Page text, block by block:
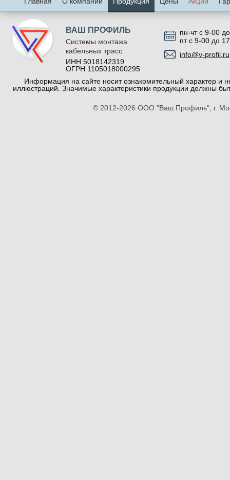
ВАШ ПРОФИЛЬ
Системы монтажа
кабельных трасс
ИНН 5018142319
ОГРН 1105018000295
пн-чт с 9-00
пт с 9-00 до
info@v-profil.ru
Информация на сайте носит ознакомительный характер и
иллюстраций. Значимые характеристики продукции должны
© 2012-2026 ООО "Ваш Профиль", г.